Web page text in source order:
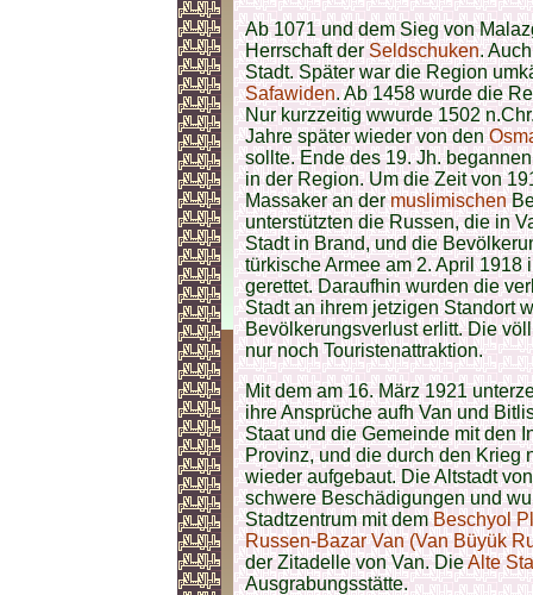
Ab 1071 und dem Sieg von
Herrschaft derSeldschuken.
Stadt. Später war die Region
Safawiden. Ab 1458 wurde die
Nur kurzzeitig wwurde 1502
Jahre später wieder von den
sollte. Ende des 19. Jh.
in der Region. Um die Zeit von
Massaker an dermuslimischen
unterstützten die Russen, die in
Stadt in Brand, und die
türkische Armee am 2. April
gerettet. Daraufhin wurden die
Stadt an ihrem jetzigen Standort
Bevölkerungsverlust erlitt. Die
nur noch Touristenattraktion.
Mit dem am 16. März 1921
ihre Ansprüche aufh Van und
Staat und die Gemeinde mit den
Provinz, und die durch den Krieg
wieder aufgebaut. Die Altstadt
schwere Beschädigungen und
Stadtzentrum mit demBeschyol
Russen-Bazar Van (Van Büyük
der Zitadelle von Van. DieAlte
Ausgrabungsstätte.